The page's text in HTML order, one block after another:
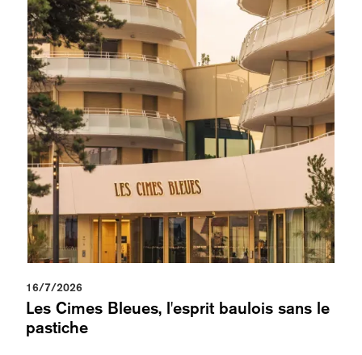
16/7/2026
Les Cimes Bleues, l'esprit baulois sans le
pastiche